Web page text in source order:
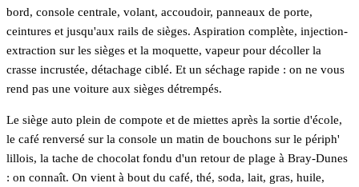
bord, console centrale, volant, accoudoir, panneaux de porte,
ceintures et jusqu'aux rails de sièges. Aspiration complète, injection-
extraction sur les sièges et la moquette, vapeur pour décoller la
crasse incrustée, détachage ciblé. Et un séchage rapide : on ne vous
rend pas une voiture aux sièges détrempés.
Le siège auto plein de compote et de miettes après la sortie d'école,
le café renversé sur la console un matin de bouchons sur le périph'
lillois, la tache de chocolat fondu d'un retour de plage à Bray-Dunes
: on connaît. On vient à bout du café, thé, soda, lait, gras, huile,